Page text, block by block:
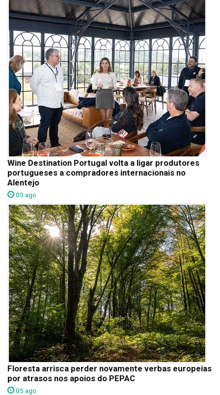
Wine Destination Portugal volta a ligar produtores
portugueses a compradores internacionais no
Alentejo
05 ago
Floresta arrisca perder novamente verbas europeias
por atrasos nos apoios do PEPAC
05 ago